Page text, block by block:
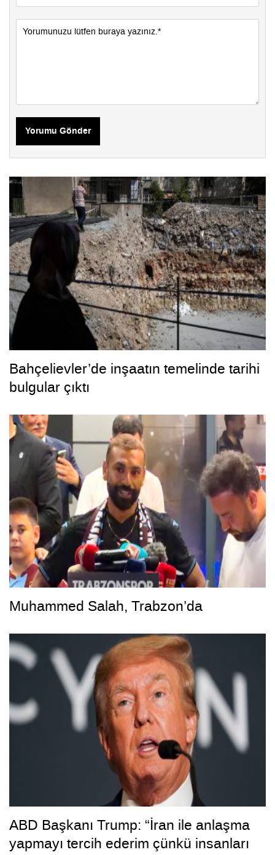
Yorumu Gönder
Bahçelievler’de inşaatın temelinde tarihi
bulgular çıktı
Muhammed Salah, Trabzon’da
ABD Başkanı Trump: “İran ile anlaşma
yapmayı tercih ederim çünkü insanları